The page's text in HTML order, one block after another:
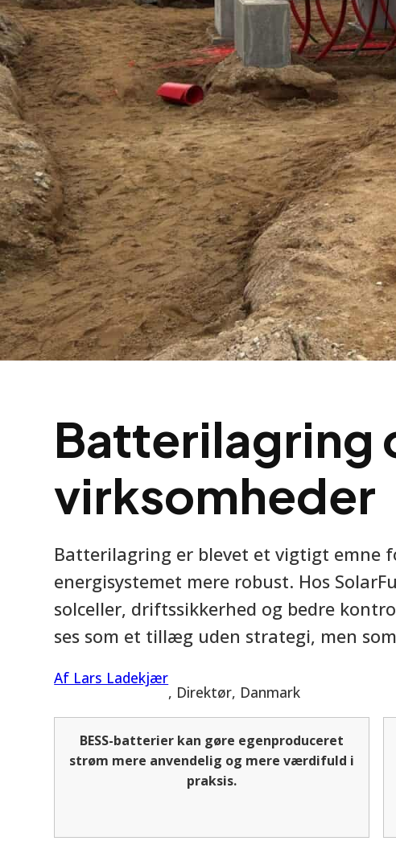
Batterilagring
virksomheder
Batterilagring er blevet et vigtigt emne
energisystemet mere robust. Hos
solceller, driftssikkerhed og bedre
ses som et tillæg uden strategi, men
Af Lars Ladekjær
, Direktør, Danmark
BESS-batterier kan gøre egenproduceret
strøm mere anvendelig og mere værdifuld i
praksis.